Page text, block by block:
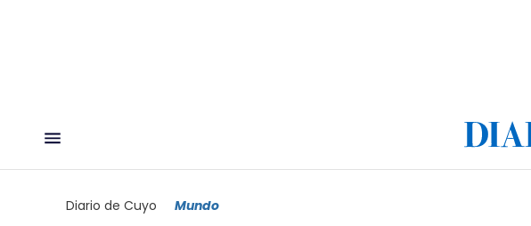
Diario de Cuyo Mundo